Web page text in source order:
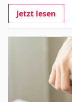
Jetzt lesen